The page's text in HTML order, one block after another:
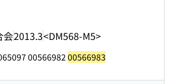
会2013.3<DM568-M5>
00566982 00566983